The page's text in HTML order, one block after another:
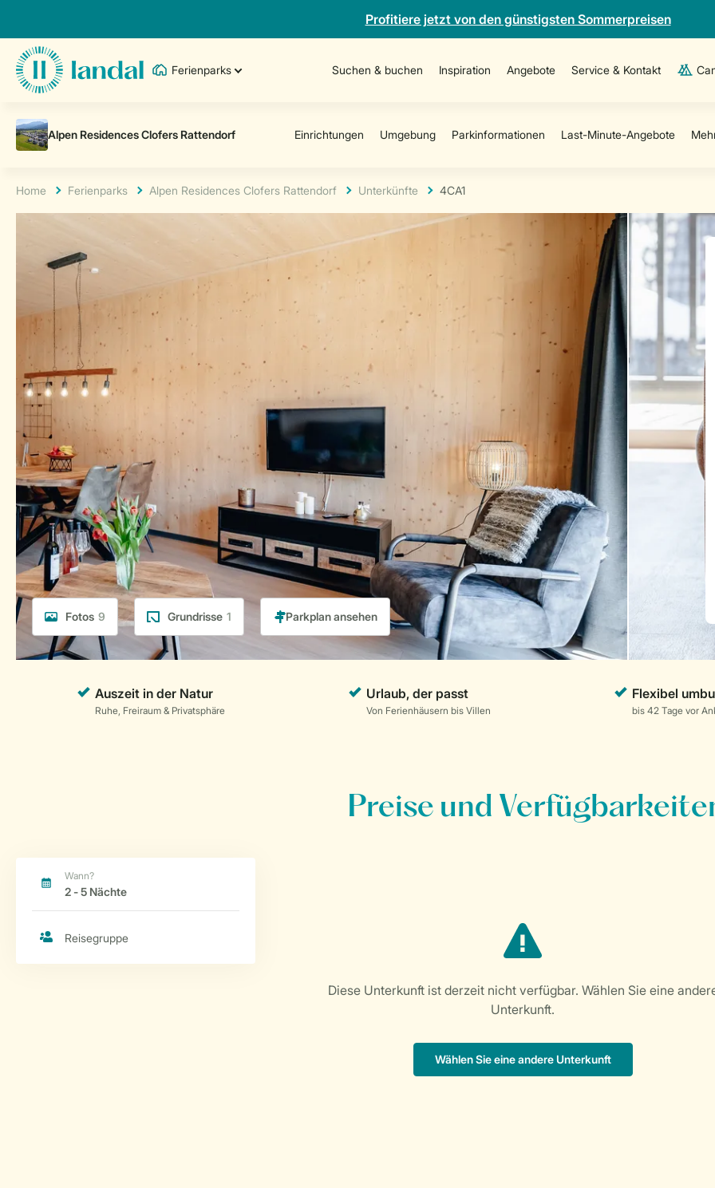
Profitiere jetzt von den günstigsten Sommerpreisen
Ferienparks Suchen & buchen Inspiration Angebote Service & Kontakt
Home Ferienparks Alpen Residences Clofers Rattendorf Unterkünfte 4CA1
Fotos 9 Grundrisse 1
Preise und